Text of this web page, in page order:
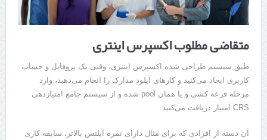
متقاضی مطلوب اکسپرس اینتری
طبق سیستم طراحی شده اکسپرس اینتری، وقتی یک پروفایل و حساب
کاربری ایجاد می‌کنید و کارهای آپلود مدارک را انجام می‌دهید، وارد
مرحله قرعه کشی و یا همان pool شده و از سیستم جامع امتیازدهی
CRS امتیاز دریافت می‌کنید.
آن دسته از افرادی که برای مثال دارای نمره آیلتس بالاتر، سابقه کاری